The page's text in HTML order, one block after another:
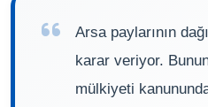
Arsa paylarının
karar veriyor.
mülkiyeti